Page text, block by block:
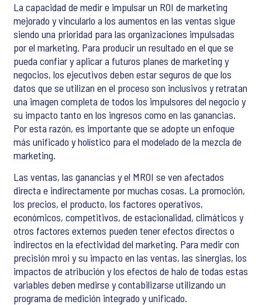
La capacidad de medir e impulsar un ROI de marketing
mejorado y vincularlo a los aumentos en las ventas sigue
siendo una prioridad para las organizaciones impulsadas
por el marketing. Para producir un resultado en el que se
pueda confiar y aplicar a futuros planes de marketing y
negocios, los ejecutivos deben estar seguros de que los
datos que se utilizan en el proceso son inclusivos y retratan
una imagen completa de todos los impulsores del negocio y
su impacto tanto en los ingresos como en las ganancias.
Por esta razón, es importante que se adopte un enfoque
más unificado y holístico para el modelado de la mezcla de
marketing.
Las ventas, las ganancias y el MROI se ven afectados
directa e indirectamente por muchas cosas. La promoción,
los precios, el producto, los factores operativos,
económicos, competitivos, de estacionalidad, climáticos y
otros factores externos pueden tener efectos directos o
indirectos en la efectividad del marketing. Para medir con
precisión mroi y su impacto en las ventas, las sinergias, los
impactos de atribución y los efectos de halo de todas estas
variables deben medirse y contabilizarse utilizando un
programa de medición integrado y unificado.